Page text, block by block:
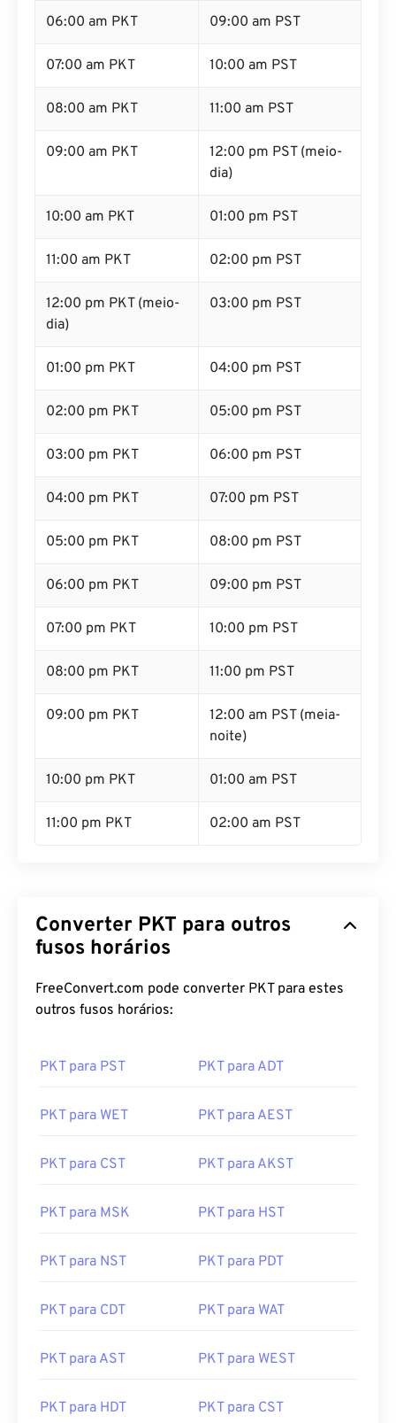
06:00 am PKT 09:00 am PST
07:00 am PKT 10:00 am PST
08:00 am PKT 11:00 am PST
09:00 am PKT
12:00 pm PST (meio-
dia)
10:00 am PKT 01:00 pm PST
11:00 am PKT 02:00 pm PST
12:00 pm PKT (meio-
dia)
03:00 pm PST
01:00 pm PKT 04:00 pm PST
02:00 pm PKT 05:00 pm PST
03:00 pm PKT 06:00 pm PST
04:00 pm PKT 07:00 pm PST
05:00 pm PKT 08:00 pm PST
06:00 pm PKT 09:00 pm PST
07:00 pm PKT 10:00 pm PST
08:00 pm PKT 11:00 pm PST
09:00 pm PKT
12:00 am PST (meia-
noite)
10:00 pm PKT 01:00 am PST
11:00 pm PKT 02:00 am PST
Converter PKT para outros
fusos horários
FreeConvert.com pode converter PKT para estes
outros fusos horários:
PKT para PST PKT para ADT
PKT para WET PKT para AEST
PKT para CST PKT para AKST
PKT para MSK PKT para HST
PKT para NST PKT para PDT
PKT para CDT PKT para WAT
PKT para AST PKT para WEST
PKT para HDT PKT para CST